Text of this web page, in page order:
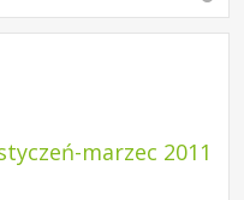
marzec 2011